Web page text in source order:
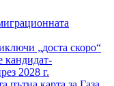
„доста скоро“
кандидат-
2028 г.